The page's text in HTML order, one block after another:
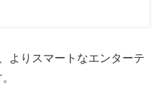
よりスマートなエンターテ